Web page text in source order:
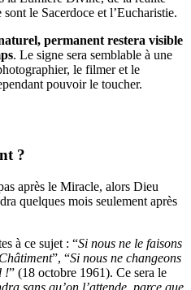
le Sacerdoce et l’Eucharistie.
permanent restera visible
. Le signe sera semblable à une
le filmer et le
pouvoir le toucher.
?
après le Miracle, alors Dieu
quelques mois seulement après
à ce sujet : “Si nous ne le faisons
”, “Si nous ne changeons
!” (18 octobre 1961). Ce sera le
sans qu’on l’attende, parce que